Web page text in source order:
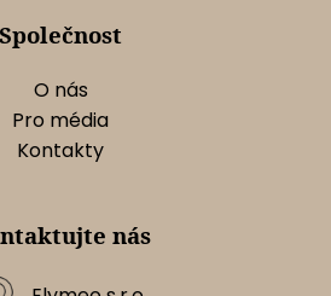
Společnost
O nás
Pro média
Kontakty
nás